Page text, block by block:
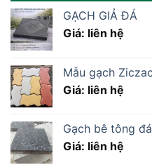
GẠCH GIẢ ĐÁ
Giá: liên hệ
Mẫu gạch Ziczac
Giá: liên hệ
Gạch bê tông
Giá: liên hệ